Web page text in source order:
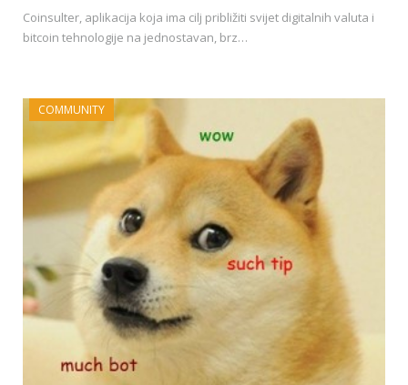
Coinsulter, aplikacija koja ima cilj približiti svijet digitalnih valuta i
bitcoin tehnologije na jednostavan, brz…
COMMUNITY